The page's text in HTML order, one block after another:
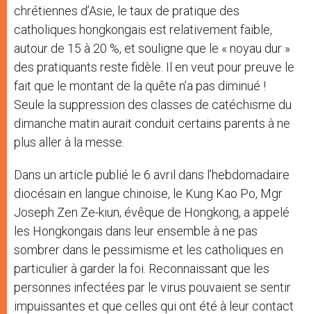
chrétiennes d’Asie, le taux de pratique des
catholiques hongkongais est relativement faible,
autour de 15 à 20 %, et souligne que le « noyau dur »
des pratiquants reste fidèle. Il en veut pour preuve le
fait que le montant de la quête n’a pas diminué !
Seule la suppression des classes de catéchisme du
dimanche matin aurait conduit certains parents à ne
plus aller à la messe.
Dans un article publié le 6 avril dans l’hebdomadaire
diocésain en langue chinoise, le Kung Kao Po, Mgr
Joseph Zen Ze-kiun, évêque de Hongkong, a appelé
les Hongkongais dans leur ensemble à ne pas
sombrer dans le pessimisme et les catholiques en
particulier à garder la foi. Reconnaissant que les
personnes infectées par le virus pouvaient se sentir
impuissantes et que celles qui ont été à leur contact